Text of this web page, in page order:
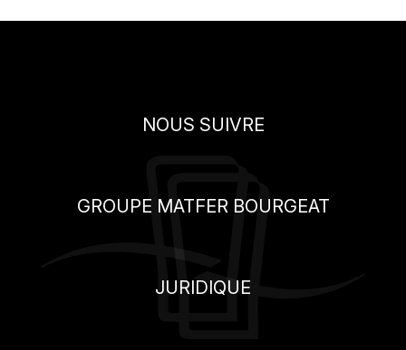
NOUS SUIVRE
GROUPE MATFER BOURGEAT
JURIDIQUE